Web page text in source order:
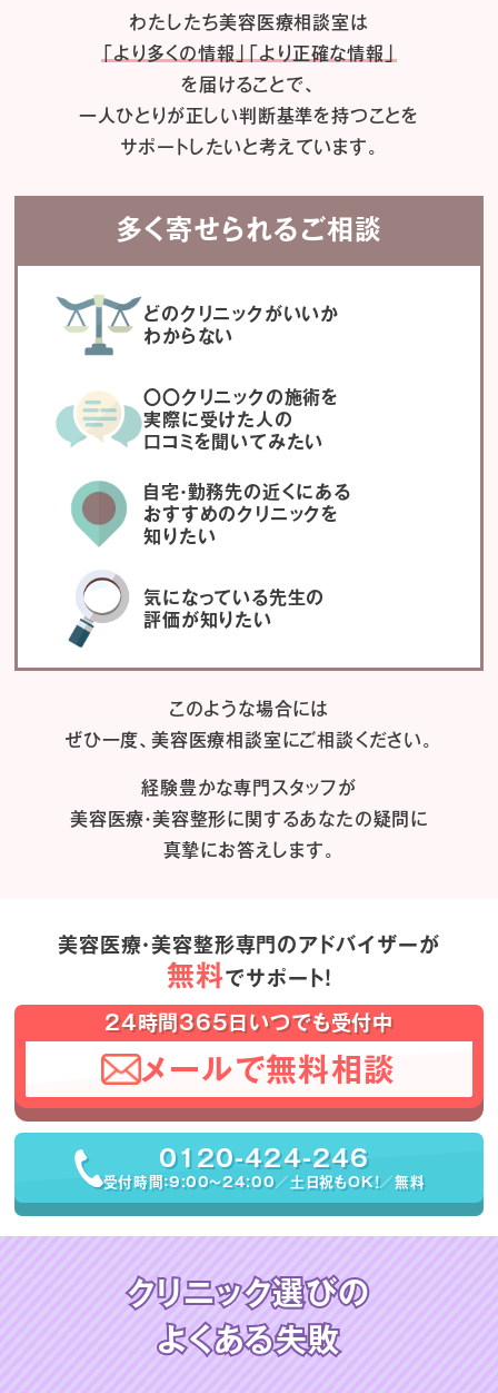
わたしたち美容医療相談室は
「より多くの情報」「より正確な情報」
を届けることで、
一人ひとりが正しい判断基準を持つことを
サポートしたいと考えています。
多く寄せられるご相談
どのクリニックがいいか
わからない
〇〇クリニックの施術を
実際に受けた人の
口コミを聞いてみたい
自宅・勤務先の近くにある
おすすめのクリニックを
知りたい
気になっている先生の
評価が知りたい
このような場合には
ぜひ一度、美容医療相談室にご相談ください。
経験豊かな専門スタッフが
美容医療・美容整形に関するあなたの疑問に
真摯にお答えします。
美容医療・美容整形専門のアドバイザーが
無料でサポート！
24時間365日いつでも受付中
メールで無料相談
0120-424-246
受付時間：9:00〜24:00／土日祝もOK！／無料
クリニック選びの
よくある失敗